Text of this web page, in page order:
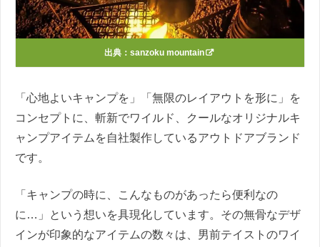
出典： sanzoku mountain
「心地よいキャンプを」「無限のレイアウトを形に」を
コンセプトに、斬新でワイルド、クールなオリジナルキ
ャンプアイテムを自社製作しているアウトドアブランド
です。
「キャンプの時に、こんなものがあったら便利なの
に…」という想いを具現化しています。その無骨なデザ
インが印象的なアイテムの数々は、男前テイストのワイ